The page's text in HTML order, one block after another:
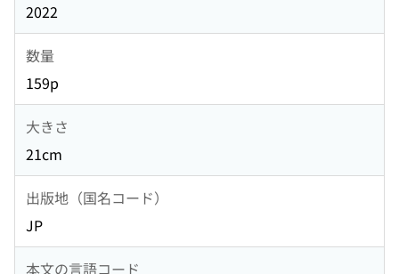
2022
数量
159p
大きさ
21cm
出版地（国名コード）
JP
本文の言語コード